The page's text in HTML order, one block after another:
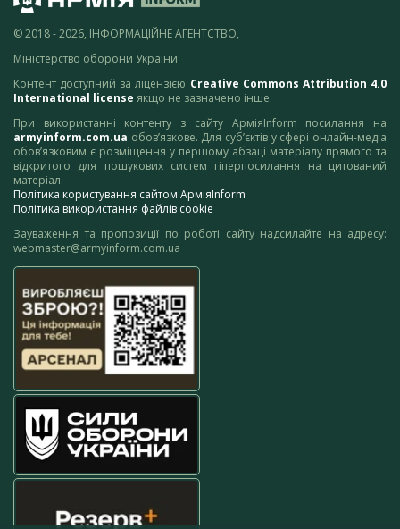
© 2018 - 2026, ІНФОРМАЦІЙНЕ АГЕНТСТВО,
Міністерство оборони України
Контент доступний за ліцензією Creative Commons Attribution 4.0
International license якщо не зазначено інше.
При використанні контенту з сайту АрміяInform посилання на
armyinform.com.ua обов’язкове. Для суб’єктів у сфері онлайн-медіа
обов’язковим є розміщення у першому абзаці матеріалу прямого та
відкритого для пошукових систем гіперпосилання на цитований
матеріал.
Політика користування сайтом АрміяInform
Політика використання файлів cookie
Зауваження та пропозиції по роботі сайту надсилайте на адресу:
webmaster@armyinform.com.ua